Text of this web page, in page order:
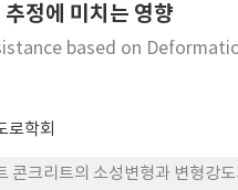
정에 미치는 영향
based on
로학회
콘크리트의 소성변형과 변형강